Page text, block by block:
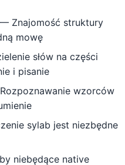
— Znajomość struktury
mowę
słów na części
i pisanie
wzorców
sylab jest niezbędne
niebędące native